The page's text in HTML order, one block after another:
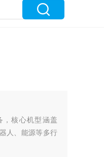
，核心机型涵盖
人、能源等多行